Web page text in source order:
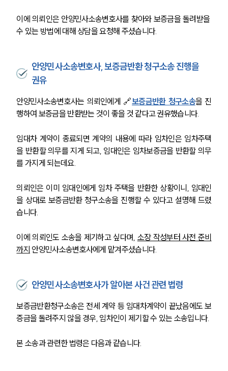
이에 의뢰인은 안양민사소송변호사를 찾아와 보증금을 돌려받을
수 있는 방법에 대해 상담을 요청해 주셨습니다.
안양민사소송변호사, 보증금반환 청구소송 진행을
권유
안양민사소송변호사는 의뢰인에게 🔗보증금반환 청구소송을 진
행하여 보증금을 반환받는 것이 좋을 것 같다고 권유했습니다.
임대차 계약이 종료되면 계약의 내용에 따라 임차인은 임차주택
을 반환할 의무를 지게 되고, 임대인은 임차보증금을 반환할 의무
를 가지게 되는데요.
의뢰인은 이미 임대인에게 임차 주택을 반환한 상황이니, 임대인
을 상대로 보증금반환 청구소송을 진행할 수 있다고 설명해 드렸
습니다.
이에 의뢰인도 소송을 제기하고 싶다며, 소장 작성부터 사전 준비
까지 안양민사소송변호사에게 맡겨주셨습니다.
안양민사소송변호사가 알아본 사건 관련 법령
보증금반환청구소송은 전세 계약 등 임대차계약이 끝났음에도 보
증금을 돌려주지 않을 경우, 임차인이 제기할 수 있는 소송입니다.
본 소송과 관련한 법령은 다음과 같습니다.